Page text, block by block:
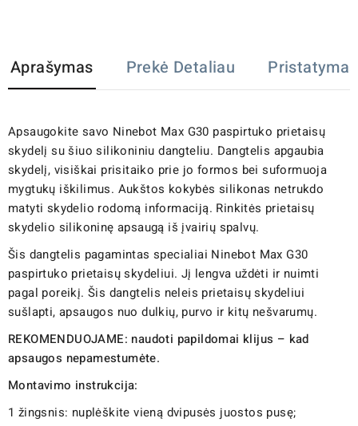
Aprašymas Prekė Detaliau Pristatymas
Apsaugokite savo Ninebot Max G30 paspirtuko prietaisų
skydelį su šiuo silikoniniu dangteliu. Dangtelis apgaubia
skydelį, visiškai prisitaiko prie jo formos bei suformuoja
mygtukų iškilimus. Aukštos kokybės silikonas netrukdo
matyti skydelio rodomą informaciją. Rinkitės prietaisų
skydelio silikoninę apsaugą iš įvairių spalvų.
Šis dangtelis pagamintas specialiai Ninebot Max G30
paspirtuko prietaisų skydeliui. Jį lengva uždėti ir nuimti
pagal poreikį. Šis dangtelis neleis prietaisų skydeliui
sušlapti, apsaugos nuo dulkių, purvo ir kitų nešvarumų.
REKOMENDUOJAME: naudoti papildomai klijus – kad
apsaugos nepamestumėte.
Montavimo instrukcija:
1 žingsnis: nuplėškite vieną dvipusės juostos pusę;